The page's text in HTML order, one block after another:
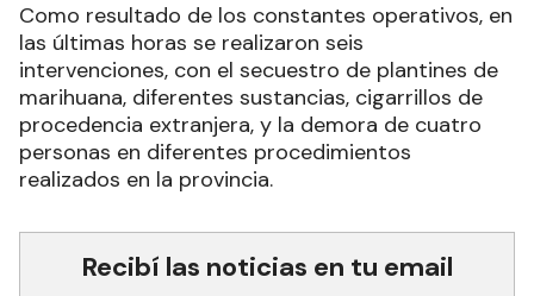
Como resultado de los constantes operativos, en
las últimas horas se realizaron seis
intervenciones, con el secuestro de plantines de
marihuana, diferentes sustancias, cigarrillos de
procedencia extranjera, y la demora de cuatro
personas en diferentes procedimientos
realizados en la provincia.
Recibí las noticias en tu email